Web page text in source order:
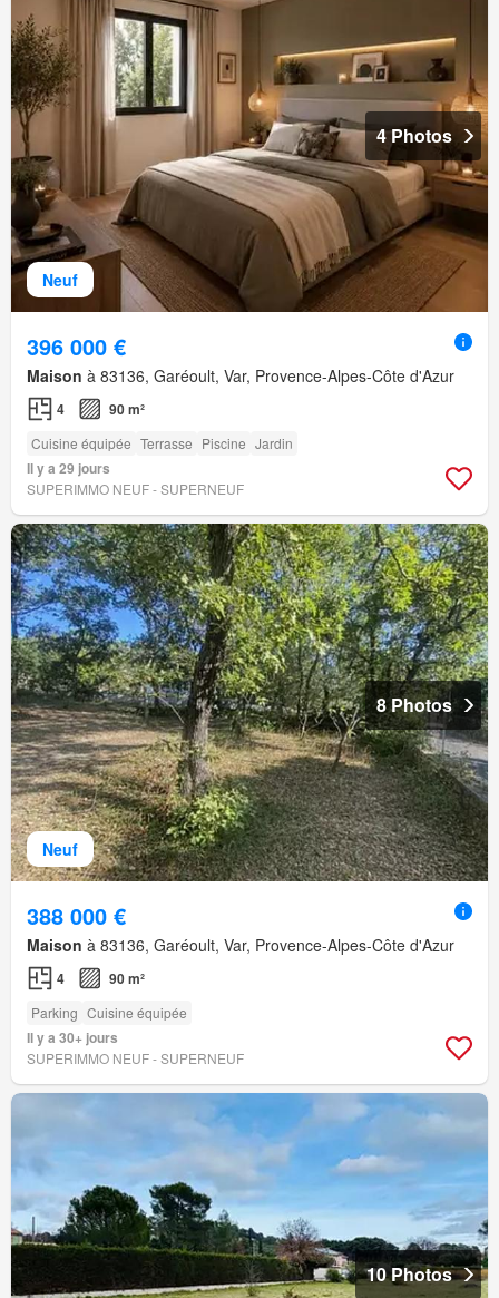
Neuf
4 Photos
396 000 €
Maison à 83136, Garéoult, Var, Provence-Alpes-Côte d'Azur
4 90 m²
Cuisine équipée Terrasse Piscine Jardin
Il y a 29 jours
SUPERIMMO NEUF - SUPERNEUF
Neuf
8 Photos
388 000 €
Maison à 83136, Garéoult, Var, Provence-Alpes-Côte d'Azur
4 90 m²
Parking Cuisine équipée
Il y a 30+ jours
SUPERIMMO NEUF - SUPERNEUF
10 Photos